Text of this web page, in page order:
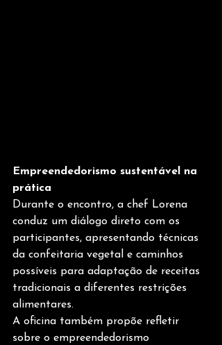
Empreendedorismo sustentável na
prática
Durante o encontro, a chef Lorena
conduz um diálogo direto com os
participantes, apresentando técnicas
da confeitaria vegetal e caminhos
possíveis para adaptação de receitas
tradicionais a diferentes restrições
alimentares.
A oficina também propõe refletir
sobre o empreendedorismo